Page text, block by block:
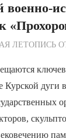
военно-
по Редакции
ЛЕТОПИСЬ
дуги